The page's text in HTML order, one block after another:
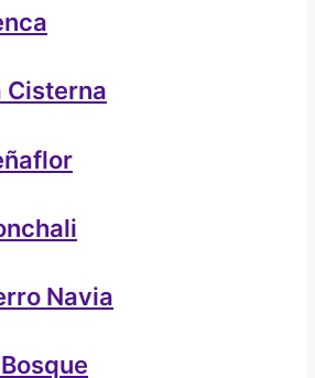
Cisterna
Navia